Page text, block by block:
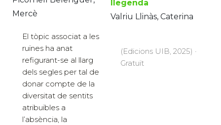
Mercè
El tòpic associat a les
ruïnes ha anat
refigurant-se al llarg
dels segles per tal de
donar compte de la
diversitat de sentits
atribuïbles a
l’absència, la
llegenda
Valriu Llinàs, Caterina
(Edicions UIB, 2025) ·
Gratuït